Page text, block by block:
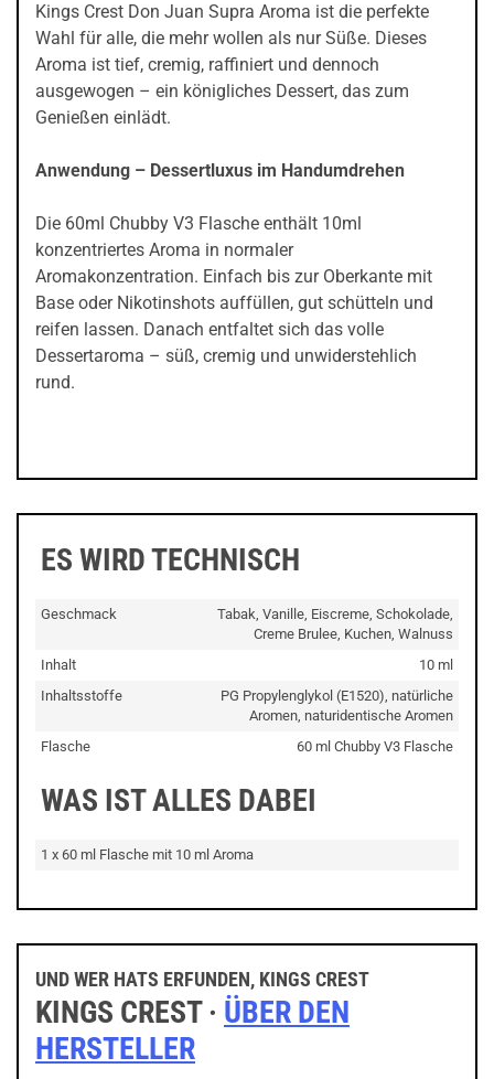
Kings Crest Don Juan Supra Aroma ist die perfekte
Wahl für alle, die mehr wollen als nur Süße. Dieses
Aroma ist tief, cremig, raffiniert und dennoch
ausgewogen – ein königliches Dessert, das zum
Genießen einlädt.
Anwendung – Dessertluxus im Handumdrehen
Die 60ml Chubby V3 Flasche enthält 10ml
konzentriertes Aroma in normaler
Aromakonzentration. Einfach bis zur Oberkante mit
Base oder Nikotinshots auffüllen, gut schütteln und
reifen lassen. Danach entfaltet sich das volle
Dessertaroma – süß, cremig und unwiderstehlich
rund.
ES WIRD TECHNISCH
Geschmack
Tabak, Vanille, Eiscreme, Schokolade,
Creme Brulee, Kuchen, Walnuss
Inhalt
10 ml
Inhaltsstoffe
PG Propylenglykol (E1520), natürliche
Aromen, naturidentische Aromen
Flasche
60 ml Chubby V3 Flasche
WAS IST ALLES DABEI
1 x 60 ml Flasche mit 10 ml Aroma
UND WER HATS ERFUNDEN, KINGS CREST
KINGS CREST · ÜBER DEN
HERSTELLER